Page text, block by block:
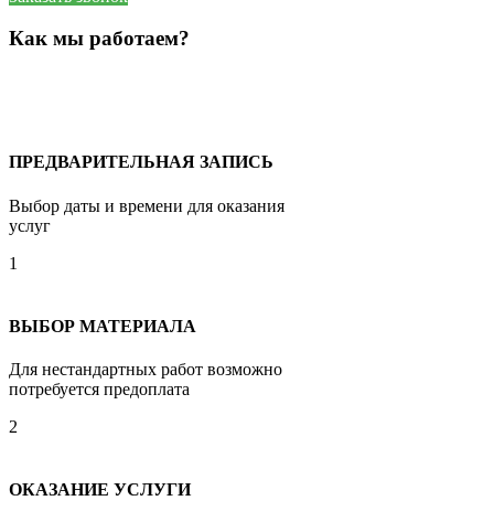
Как мы работаем?
ПРЕДВАРИТЕЛЬНАЯ ЗАПИСЬ
Выбор даты и времени для оказания
услуг
1
ВЫБОР МАТЕРИАЛА
Для нестандартных работ возможно
потребуется предоплата
2
ОКАЗАНИЕ УСЛУГИ